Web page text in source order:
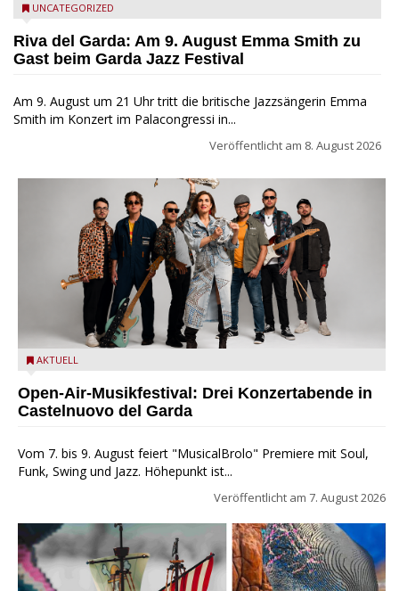
Riva del Garda - Emma Smith zu Gast beim Garda Jazz
UNCATEGORIZED
Riva del Garda: Am 9. August Emma Smith zu
Gast beim Garda Jazz Festival
Am 9. August um 21 Uhr tritt die britische Jazzsängerin Emma
Smith im Konzert im Palacongressi in...
Veröffentlicht am 8. August 2026
Castelnuovo del Garda: Die "Dirotta su Cuba" zu Gast beim
AKTUELL
Open-Air-Musikfestival: Drei Konzertabende in
Castelnuovo del Garda
Vom 7. bis 9. August feiert "MusicalBrolo" Premiere mit Soul,
Funk, Swing und Jazz. Höhepunkt ist...
Veröffentlicht am 7. August 2026